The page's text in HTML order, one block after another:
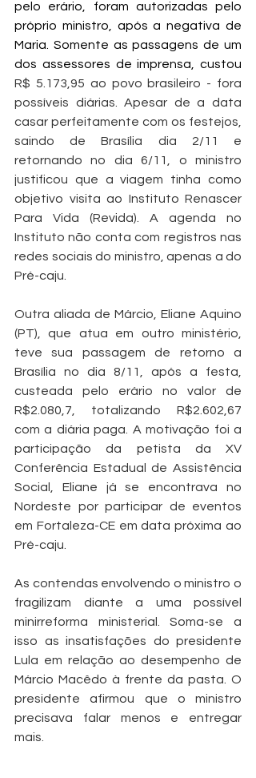
pelo erário, foram autorizadas pelo
próprio ministro, após a negativa de
Maria. Somente as passagens de um
R$ 5.173,95 ao povo brasileiro - fora
possíveis diárias. Apesar de a data
casar perfeitamente com os festejos,
saindo de Brasília dia 2/11 e
retornando no dia 6/11, o ministro
justificou que a viagem tinha como
objetivo visita ao Instituto Renascer
Para Vida (Revida). A agenda no
Instituto não conta com registros nas
redes sociais do ministro, apenas a do
Pré-caju.
Outra aliada de Márcio, Eliane Aquino
(PT), que atua em outro ministério,
teve sua passagem de retorno a
Brasília no dia 8/11, após a festa,
custeada pelo erário no valor de
R$2.080,7, totalizando R$2.602,67
com a diária paga. A motivação foi a
participação da petista da XV
Conferência Estadual de Assistência
Social, Eliane já se encontrava no
Nordeste por participar de eventos
em Fortaleza-CE em data próxima ao
Pré-caju.
As contendas envolvendo o ministro o
fragilizam diante a uma possível
minirreforma ministerial. Soma-se a
isso as insatisfações do presidente
Lula em relação ao desempenho de
Márcio Macêdo à frente da pasta. O
presidente afirmou que o ministro
precisava falar menos e entregar
mais.